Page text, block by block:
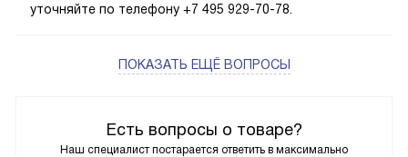
Есть вопросы о товаре?
Наш специалист постарается ответить в максимально
уточняйте по телефону +7 495 929-70-78.
ПОКАЗАТЬ ЕЩЁ ВОПРОСЫ